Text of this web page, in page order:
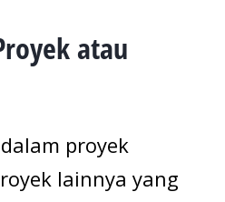
atau
proyek
lainnya yang